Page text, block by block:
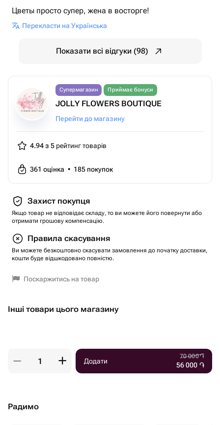
Цветы просто супер, жена в восторге!
Перекласти на Українська
Показати всі відгуки (98)
Супермагазин Приймає бонуси
JOLLY FLOWERS BOUTIQUE
Перейти до магазину
4.94 з 5 рейтинг товарів
361 оцінка • 185 покупок
Захист покупця
Якщо товар не відповідає складу, то ви можете його повернути або
отримати грошову компенсацію.
Правила скасування
Ви можете безкоштовно скасувати замовлення до початку доставки,
кошти буде відшкодовано повністю.
Поскаржитись на товар
Інші товари цього магазину
Додати
70 000֏
56 000 ֏
Радимо